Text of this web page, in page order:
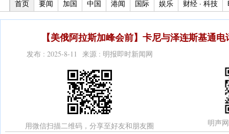
首页
要闻 加国 中国 港闻 国际 娱乐 财经 · 科技
【美俄阿拉斯加峰会前】卡尼与泽连斯基通
发布 : 2025-8-11 来源 : 明报即时新闻网
用微信扫描二维码，分享至好友和朋友圈 明声